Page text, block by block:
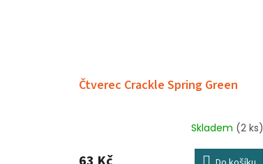
Čtverec Crackle Spring Green
Skladem (2 ks)